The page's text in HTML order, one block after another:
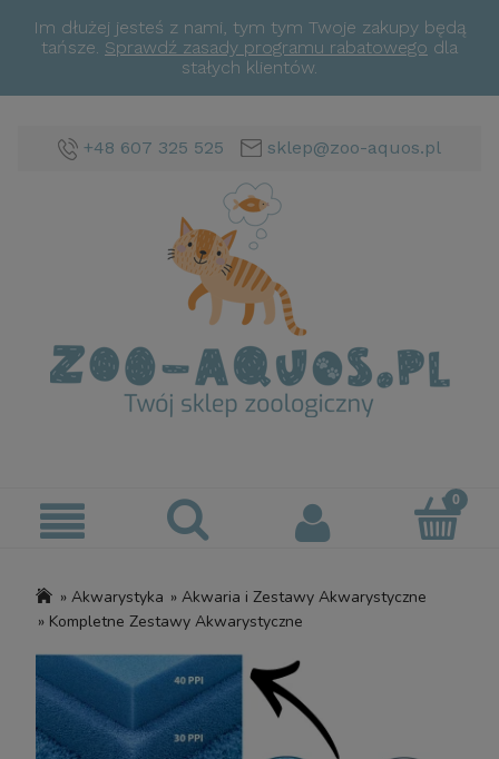
Im dłużej jesteś z nami, tym tym Twoje zakupy będą
tańsze. Sprawdź zasady programu rabatowego dla
stałych klientów.
+48 607 325 525 sklep@zoo-aquos.pl
» Akwarystyka » Akwaria i Zestawy Akwarystyczne
» Kompletne Zestawy Akwarystyczne